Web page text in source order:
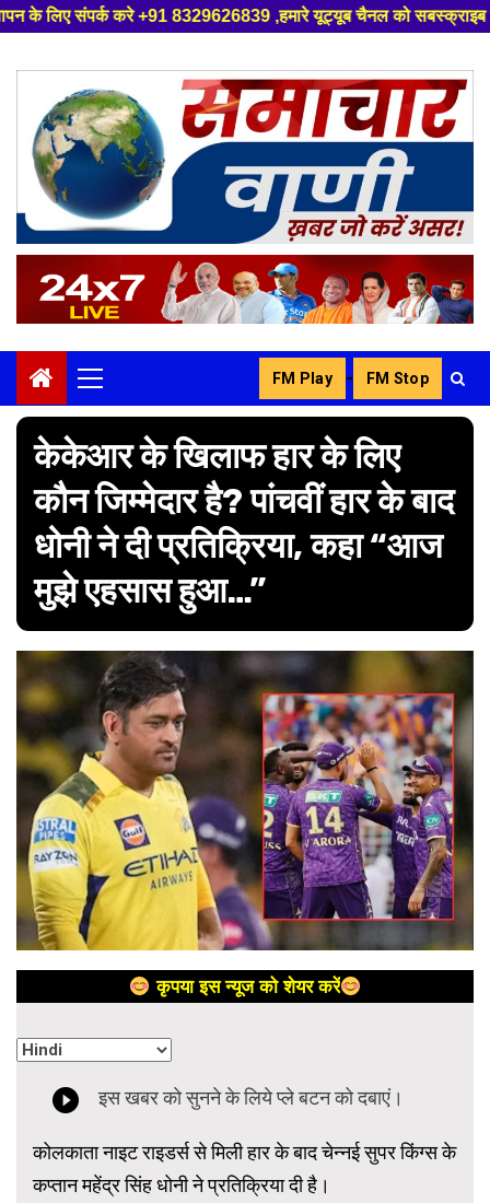
+91 8329626839 ,हमारे यूट्यूब चैनल को सबस्क्राइब करें, साथ मे हमारे
content
Primary
Menu
FM Play - FM Stop
केकेआर के खिलाफ हार के लिए
कौन जिम्मेदार है? पांचवीं हार के बाद
धोनी ने दी प्रतिक्रिया, कहा “आज
मुझे एहसास हुआ…”
कृपया इस न्यूज को शेयर करें
कोलकाता नाइट राइडर्स से मिली हार के बाद चेन्नई सुपर किंग्स के
कप्तान महेंद्र सिंह धोनी ने प्रतिक्रिया दी है।